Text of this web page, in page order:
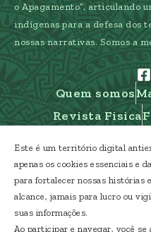
Quem somos
Revista Fisica
o Apagamento”, articulando
indígenas para a defesa dos
nossas narrativas. Somos a
Caipora Etnomídia
- RS Terra Indígena
Este é um território digital
apenas os cookies essenciais e
para fortalecer nossas histórias
alcance, jamais para lucro ou
suas informações.
Ao participar e navegar, você se